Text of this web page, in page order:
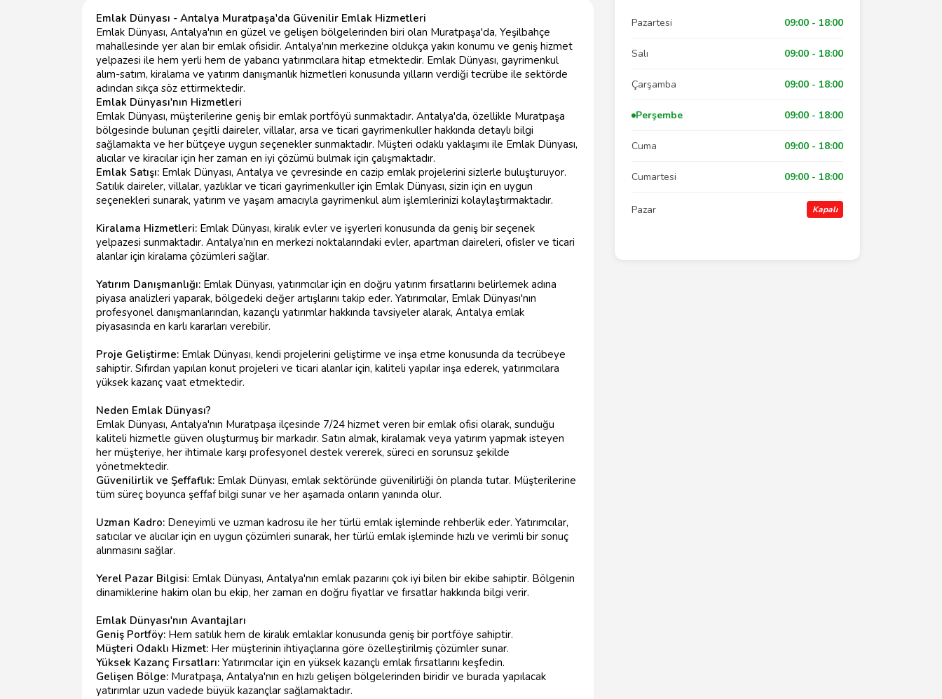
Emlak Dünyası - Antalya Muratpaşa'da Güvenilir Emlak Hizmetleri
Emlak Dünyası, Antalya'nın en güzel ve gelişen bölgelerinden biri olan Muratpaşa'da, Yeşilbahçe
mahallesinde yer alan bir emlak ofisidir. Antalya'nın merkezine oldukça yakın konumu ve geniş hizmet
yelpazesi ile hem yerli hem de yabancı yatırımcılara hitap etmektedir. Emlak Dünyası, gayrimenkul
alım-satım, kiralama ve yatırım danışmanlık hizmetleri konusunda yılların verdiği tecrübe ile sektörde
adından sıkça söz ettirmektedir.
Emlak Dünyası'nın Hizmetleri
Emlak Dünyası, müşterilerine geniş bir emlak portföyü sunmaktadır. Antalya'da, özellikle Muratpaşa
bölgesinde bulunan çeşitli daireler, villalar, arsa ve ticari gayrimenkuller hakkında detaylı bilgi
sağlamakta ve her bütçeye uygun seçenekler sunmaktadır. Müşteri odaklı yaklaşımı ile Emlak Dünyası,
alıcılar ve kiracılar için her zaman en iyi çözümü bulmak için çalışmaktadır.
Emlak Satışı: Emlak Dünyası, Antalya ve çevresinde en cazip emlak projelerini sizlerle buluşturuyor.
Satılık daireler, villalar, yazlıklar ve ticari gayrimenkuller için Emlak Dünyası, sizin için en uygun
seçenekleri sunarak, yatırım ve yaşam amacıyla gayrimenkul alım işlemlerinizi kolaylaştırmaktadır.
Kiralama Hizmetleri: Emlak Dünyası, kiralık evler ve işyerleri konusunda da geniş bir seçenek
yelpazesi sunmaktadır. Antalya’nın en merkezi noktalarındaki evler, apartman daireleri, ofisler ve ticari
alanlar için kiralama çözümleri sağlar.
Yatırım Danışmanlığı: Emlak Dünyası, yatırımcılar için en doğru yatırım fırsatlarını belirlemek adına
piyasa analizleri yaparak, bölgedeki değer artışlarını takip eder. Yatırımcılar, Emlak Dünyası'nın
profesyonel danışmanlarından, kazançlı yatırımlar hakkında tavsiyeler alarak, Antalya emlak
piyasasında en karlı kararları verebilir.
Proje Geliştirme: Emlak Dünyası, kendi projelerini geliştirme ve inşa etme konusunda da tecrübeye
sahiptir. Sıfırdan yapılan konut projeleri ve ticari alanlar için, kaliteli yapılar inşa ederek, yatırımcılara
yüksek kazanç vaat etmektedir.
Neden Emlak Dünyası?
Emlak Dünyası, Antalya'nın Muratpaşa ilçesinde 7/24 hizmet veren bir emlak ofisi olarak, sunduğu
kaliteli hizmetle güven oluşturmuş bir markadır. Satın almak, kiralamak veya yatırım yapmak isteyen
her müşteriye, her ihtimale karşı profesyonel destek vererek, süreci en sorunsuz şekilde
yönetmektedir.
Güvenilirlik ve Şeffaflık: Emlak Dünyası, emlak sektöründe güvenilirliği ön planda tutar. Müşterilerine
tüm süreç boyunca şeffaf bilgi sunar ve her aşamada onların yanında olur.
Uzman Kadro: Deneyimli ve uzman kadrosu ile her türlü emlak işleminde rehberlik eder. Yatırımcılar,
satıcılar ve alıcılar için en uygun çözümleri sunarak, her türlü emlak işleminde hızlı ve verimli bir sonuç
alınmasını sağlar.
Yerel Pazar Bilgisi: Emlak Dünyası, Antalya'nın emlak pazarını çok iyi bilen bir ekibe sahiptir. Bölgenin
dinamiklerine hakim olan bu ekip, her zaman en doğru fiyatlar ve fırsatlar hakkında bilgi verir.
Emlak Dünyası'nın Avantajları
Geniş Portföy: Hem satılık hem de kiralık emlaklar konusunda geniş bir portföye sahiptir.
Müşteri Odaklı Hizmet: Her müşterinin ihtiyaçlarına göre özelleştirilmiş çözümler sunar.
Yüksek Kazanç Fırsatları: Yatırımcılar için en yüksek kazançlı emlak fırsatlarını keşfedin.
Gelişen Bölge: Muratpaşa, Antalya'nın en hızlı gelişen bölgelerinden biridir ve burada yapılacak
yatırımlar uzun vadede büyük kazançlar sağlamaktadır.
Pazartesi 09:00 - 18:00
Salı 09:00 - 18:00
Çarşamba 09:00 - 18:00
Perşembe 09:00 - 18:00
Cuma 09:00 - 18:00
Cumartesi 09:00 - 18:00
Pazar Kapalı